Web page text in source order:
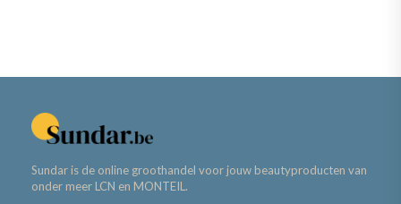
Sundar is de online groothandel voor jouw beautyproducten van
onder meer LCN en MONTEIL.